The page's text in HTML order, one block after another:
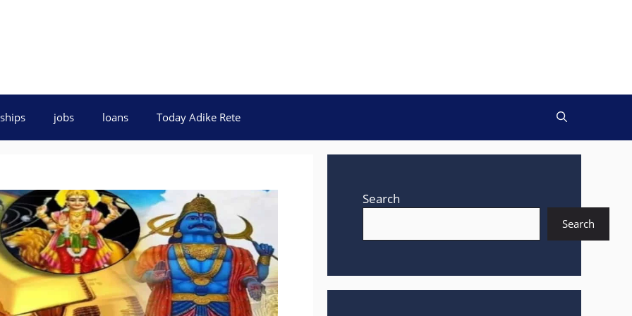
jobs loans Today Adike Rete
Search
Search